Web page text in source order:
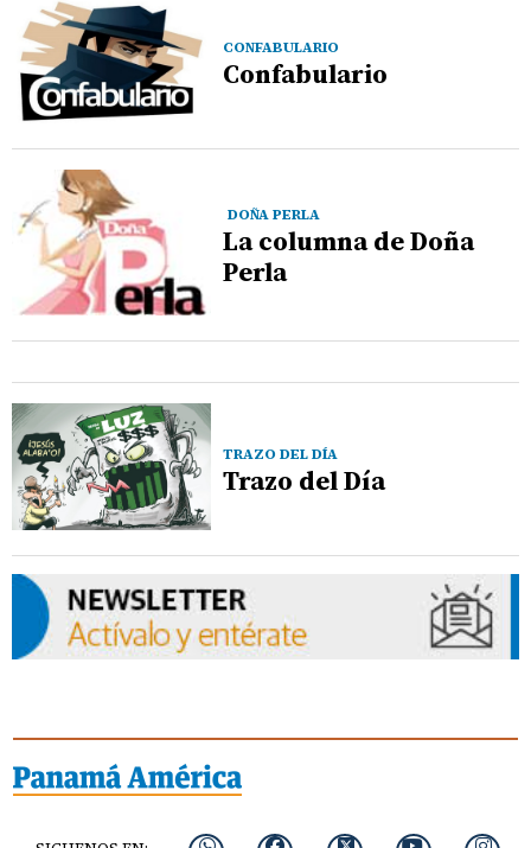
CONFABULARIO
Confabulario
DOÑA PERLA
La columna de Doña
Perla
TRAZO DEL DÍA
Trazo del Día